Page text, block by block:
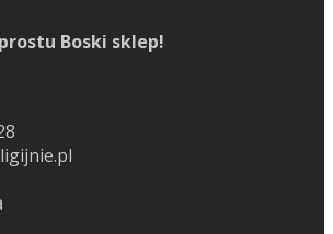
Boski sklep!